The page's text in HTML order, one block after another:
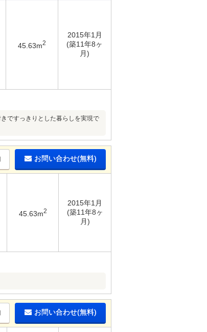
45.63m2
2015年1月
(築11年8ヶ
月)
ですっきりとした暮らしを実現で
お問い合わせ(無料)
45.63m2
2015年1月
(築11年8ヶ
月)
お問い合わせ(無料)